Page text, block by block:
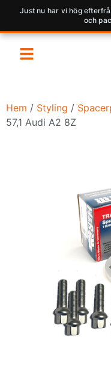
Just nu har vi hög
och
Hem / Styling /
57,1 Audi A2 8Z